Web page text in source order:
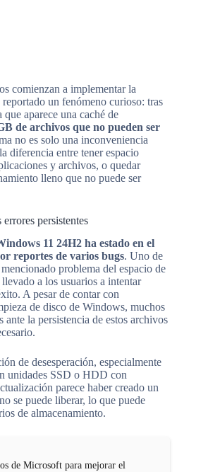
comienzan a implementar la
un fenómeno curioso: tras
aparece una caché de
de archivos que no pueden ser
no es solo una inconveniencia
diferencia entre tener espacio
y archivos, o quedar
lleno que no puede ser
persistentes
11 24H2 ha estado en el
reportes de varios bugs. Uno de
problema del espacio de
a los usuarios a intentar
A pesar de contar con
de disco de Windows, muchos
ante la persistencia de estos archivos
de desesperación, especialmente
unidades SSD o HDD con
parece haber creado un
se puede liberar, lo que puede
de almacenamiento.
de Microsoft para mejorar el